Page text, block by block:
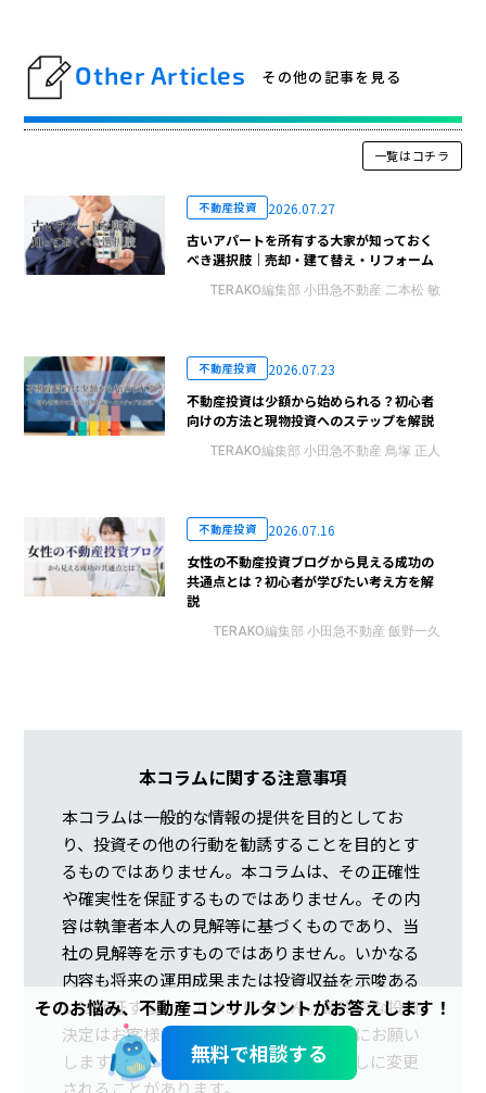
Other Articles その他の記事を見る
一覧はコチラ
不動産投資
2026.07.27
古いアパートを所有する大家が知っておく
べき選択肢｜売却・建て替え・リフォーム
TERAKO編集部 小田急不動産 二本松 敏
不動産投資
2026.07.23
不動産投資は少額から始められる？初心者
向けの方法と現物投資へのステップを解説
TERAKO編集部 小田急不動産 鳥塚 正人
不動産投資
2026.07.16
女性の不動産投資ブログから見える成功の
共通点とは？初心者が学びたい考え方を解
説
TERAKO編集部 小田急不動産 飯野一久
本コラムに関する注意事項
本コラムは一般的な情報の提供を目的としてお
り、投資その他の行動を勧誘することを目的とす
るものではありません。本コラムは、その正確性
や確実性を保証するものではありません。その内
容は執筆者本人の見解等に基づくものであり、当
社の見解等を示すものではありません。いかなる
内容も将来の運用成果または投資収益を示唆ある
いは保証するものではありません。最終的な投資
決定はお客様ご自身の判断でなさるようにお願い
します。本コラムの記載内容は、予告なしに変更
されることがあります。
そのお悩み、不動産コンサルタントがお答えします！
無料で相談する